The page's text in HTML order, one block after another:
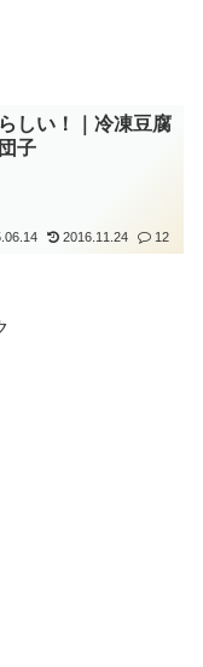
しい！｜冷凍豆腐
子
2016.11.24 12